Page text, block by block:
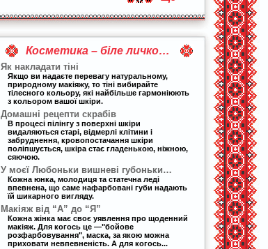
Косметика – біле личко…
Як накладати тіні
Якщо ви надаєте перевагу натуральному,
природному макіяжу, то тіні вибирайте
тілесного кольору, які найбільше гармоніюють
з кольором вашої шкіри.
Домашні рецепти скрабів
В процесі пілінгу з поверхні шкіри
видаляються старі, відмерлі клітини і
забруднення, кровопостачання шкіри
поліпшується, шкіра стає гладенькою, ніжною,
сяючою.
У моєї Любоньки вишневі губоньки…
Кожна юнка, молодиця та статечна леді
впевнена, що саме нафарбовані губи надають
їй шикарного вигляду.
Макіяж від “А” до “Я”
Кожна жінка має своє уявлення про щоденний
макіяж. Для когось це —"бойове
розфарбовування", маска, за якою можна
приховати невпевненість. А для когось...